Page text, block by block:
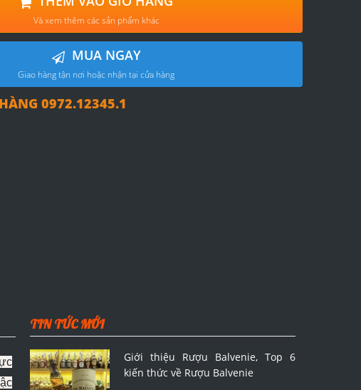
Và xem thêm các sản phẩm khác
MUA NGAY
Giao hàng tận nơi hoặc nhận tại cửa hàng
0972.12345.1
TIN TỨC MỚI
Giới thiệu Rượu Balvenie, Top 6
kiến thức về Rượu Balvenie